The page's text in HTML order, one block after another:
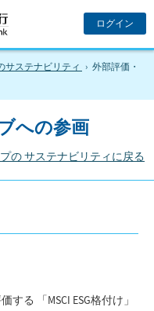
サステナビリティ
外部評価・
への参画
のサステナビリティに戻る
する
「MSCI ESG格付け」